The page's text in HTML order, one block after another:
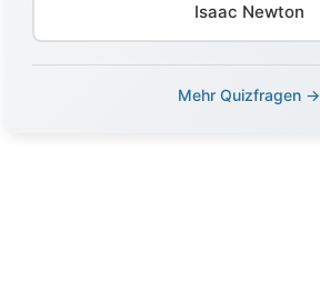
Isaac Newton
Mehr Quizfragen →